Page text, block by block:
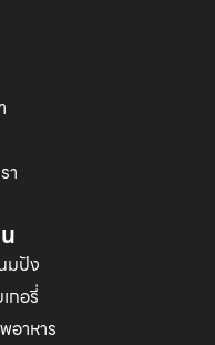
า
มปัง
กอรี่
อาหาร